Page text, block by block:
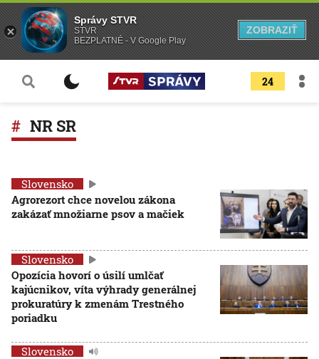
24
NR SR
Slovensko
Agrorezort chce novelou zákona
zakázať množiarne psov a mačiek
Slovensko
Opozícia hovorí o úsilí umlčať
kajúcnikov, víta výhrady generálnej
prokuratúry k zmenám Trestného
poriadku
Slovensko
Správy STVR
STVR
BEZPLATNÉ - V Google Play
ZOBRAZIŤ